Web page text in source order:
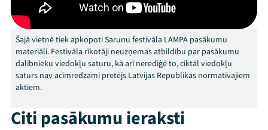
Arhīvs
Viņi bija LAMPĀ 2026
Jaunumi
Veikals
Šajā vietnē tiek apkopoti Sarunu festivāla LAMPA pasākumu
materiāli. Festivāla rīkotāji neuzņemas atbildību par pasākumu
dalībnieku viedokļu saturu, kā arī nerediģē to, ciktāl viedokļu
saturs nav acīmredzami pretējs Latvijas Republikas normatīvajiem
aktiem.
Citi pasākumu ieraksti